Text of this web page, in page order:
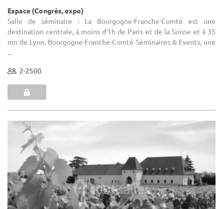
Espace (Congrès, expo)
Salle de séminaire : La Bourgogne-Franche-Comté est une
destination centrale, à moins d’1h de Paris et de la Suisse et à 35
mn de Lyon. Bourgogne-Franche-Comté Séminaires & Events, une
...
2-2500